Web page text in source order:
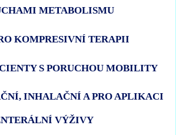
METABOLISMU
KOMPRESIVNÍ TERAPII
S PORUCHOU MOBILITY
INHALAČNÍ A PRO APLIKACI
VÝŽIVY